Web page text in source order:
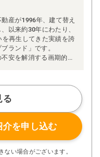
産が1996年、建て替え
以来約30年にわたり、
再生してきた実績を誇
ランド」です。
安を解消する画期的な
アによる「一貫担当
。
施工管理者が現場を統
に裏付けられた充実の
い施工品質を実現。
らではの充実の保証、
心です。
生を私たちにお任せく
る
介を申し込む
い場合がございます。